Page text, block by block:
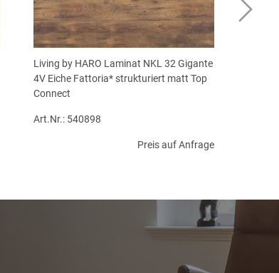
Living by HARO Laminat NKL 32 Gigante
4V Eiche Fattoria* strukturiert matt Top
Connect
Art.Nr.: 540898
Preis auf Anfrage